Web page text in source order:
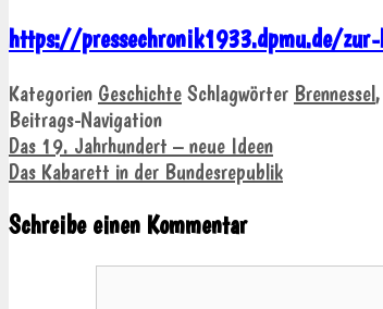
https://pressechronik1933.dpmu.de/
Kategorien Geschichte Schlagwörter Brennessel,
Beitrags-Navigation
Das 19. Jahrhundert – neue Ideen
Das Kabarett in der Bundesrepublik
Schreibe einen Kommentar